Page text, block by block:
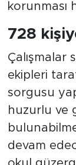
korunması
728
Çalışmalar
ekipleri
sorgusu
huzurlu ve
devam